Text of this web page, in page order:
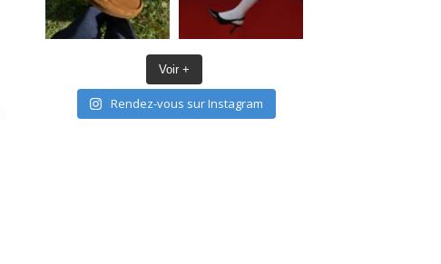
Voir +
Rendez-vous sur Instagram